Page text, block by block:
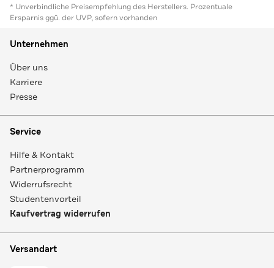
* Unverbindliche Preisempfehlung des Herstellers. Prozentuale
Ersparnis ggü. der UVP, sofern vorhanden
Unternehmen
Über uns
Karriere
Presse
Service
Hilfe & Kontakt
Partnerprogramm
Widerrufsrecht
Studentenvorteil
Kaufvertrag widerrufen
Versandart